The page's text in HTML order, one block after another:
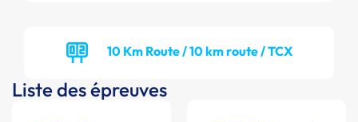
10 Km Route / 10 km route / TCX
Liste des épreuves